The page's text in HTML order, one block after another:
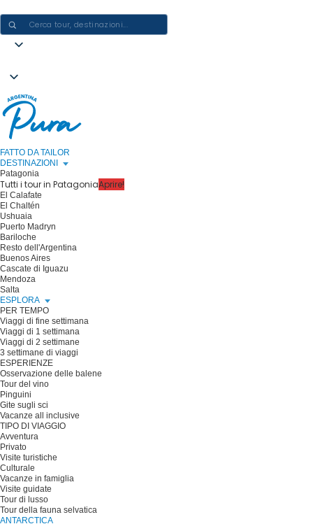
FATTO DA TAILOR
DESTINAZIONI
Patagonia
Tutti i tour in PatagoniaAprire!
El Calafate
El Chaltén
Ushuaia
Puerto Madryn
Bariloche
Resto dell'Argentina
Buenos Aires
Cascate di Iguazu
Mendoza
Salta
ESPLORA
PER TEMPO
Viaggi di fine settimana
Viaggi di 1 settimana
Viaggi di 2 settimane
3 settimane di viaggi
ESPERIENZE
Osservazione delle balene
Tour del vino
Pinguini
Gite sugli sci
Vacanze all inclusive
TIPO DI VIAGGIO
Avventura
Privato
Visite turistiche
Culturale
Vacanze in famiglia
Visite guidate
Tour di lusso
Tour della fauna selvatica
ANTARCTICA